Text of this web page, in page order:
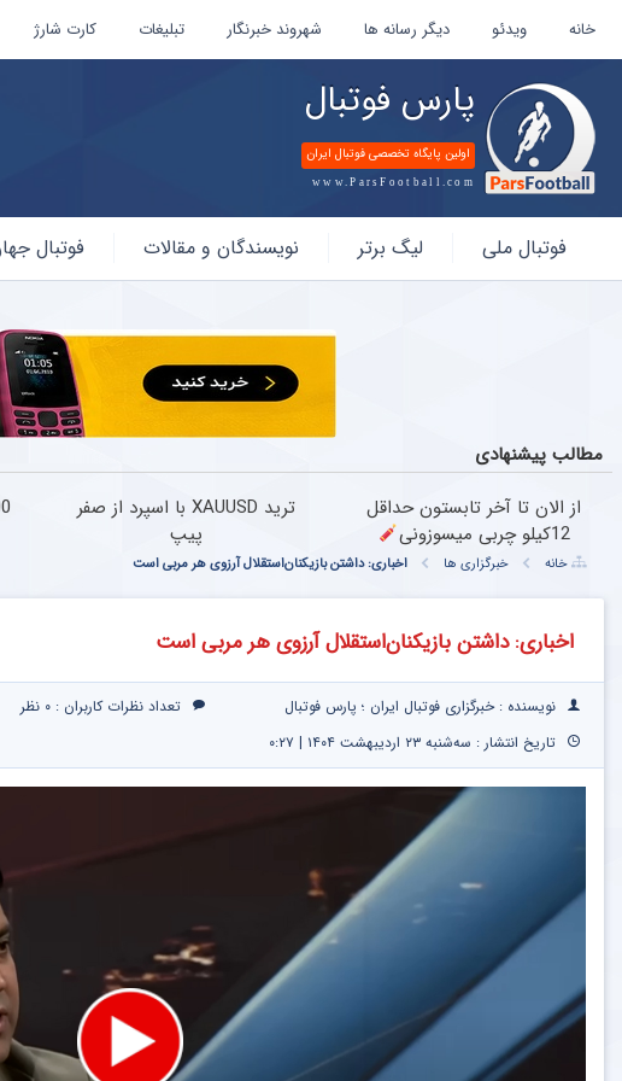
خانه ویدئو دیگر رسانه ها شهروند خبرنگار تبلیغات کارت شارژ
پارس فوتبال
اولین پایگاه تخصصی فوتبال ایران
www.ParsFootball.com
فوتبال
فوتبال ملی لیگ برتر نویسندگان و مقالات فوتبال
مطالب پیشنهادی
از الان تا آخر تابستون حداقل
12کیلو چربی میسوزونی
ترید XAUUSD با اسپرد از صفر
پیپ
خانه خبرگزاری ها اخباری: داشتن بازیکنان‌استقلال آرزوی هر مربی است
اخباری: داشتن بازیکنان‌استقلال آرزوی هر مربی است
نویسنده : خبرگزاری فوتبال ایران ؛ پارس فوتبال تعداد نظرات کاربران : ۰ نظر
تاریخ انتشار : سه‌شنبه ۲۳ اردیبهشت ۱۴۰۴ | ۰:۲۷